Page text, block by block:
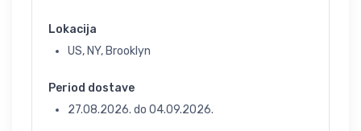
Lokacija
US, NY, Brooklyn
Period dostave
27.08.2026. do 04.09.2026.